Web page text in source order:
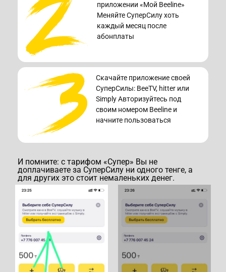
приложении «Мой Beeline»
Меняйте СуперСилу хоть
каждый месяц после
абонплаты
Скачайте приложение своей
СуперСилы: BeeTV, hitter или
Simply Авторизуйтесь под
своим номером Beeline и
начните пользоваться
И помните: с тарифом «Супер» Вы не
доплачиваете за СуперСилу ни одного тенге, а
для других это стоит немаленьких денег.